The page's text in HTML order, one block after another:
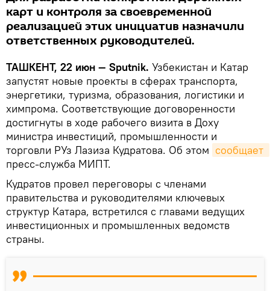
карт и контроля за своевременной
реализацией этих инициатив назначили
ответственных руководителей.
ТАШКЕНТ, 22 июн — Sputnik. Узбекистан и Катар
запустят новые проекты в сферах транспорта,
энергетики, туризма, образования, логистики и
химпрома. Соответствующие договоренности
достигнуты в ходе рабочего визита в Доху
министра инвестиций, промышленности и
торговли РУз Лазиза Кудратова. Об этом
пресс-служба МИПТ.
Кудратов провел переговоры с членами
правительства и руководителями ключевых
структур Катара, встретился с главами ведущих
инвестиционных и промышленных ведомств
страны.